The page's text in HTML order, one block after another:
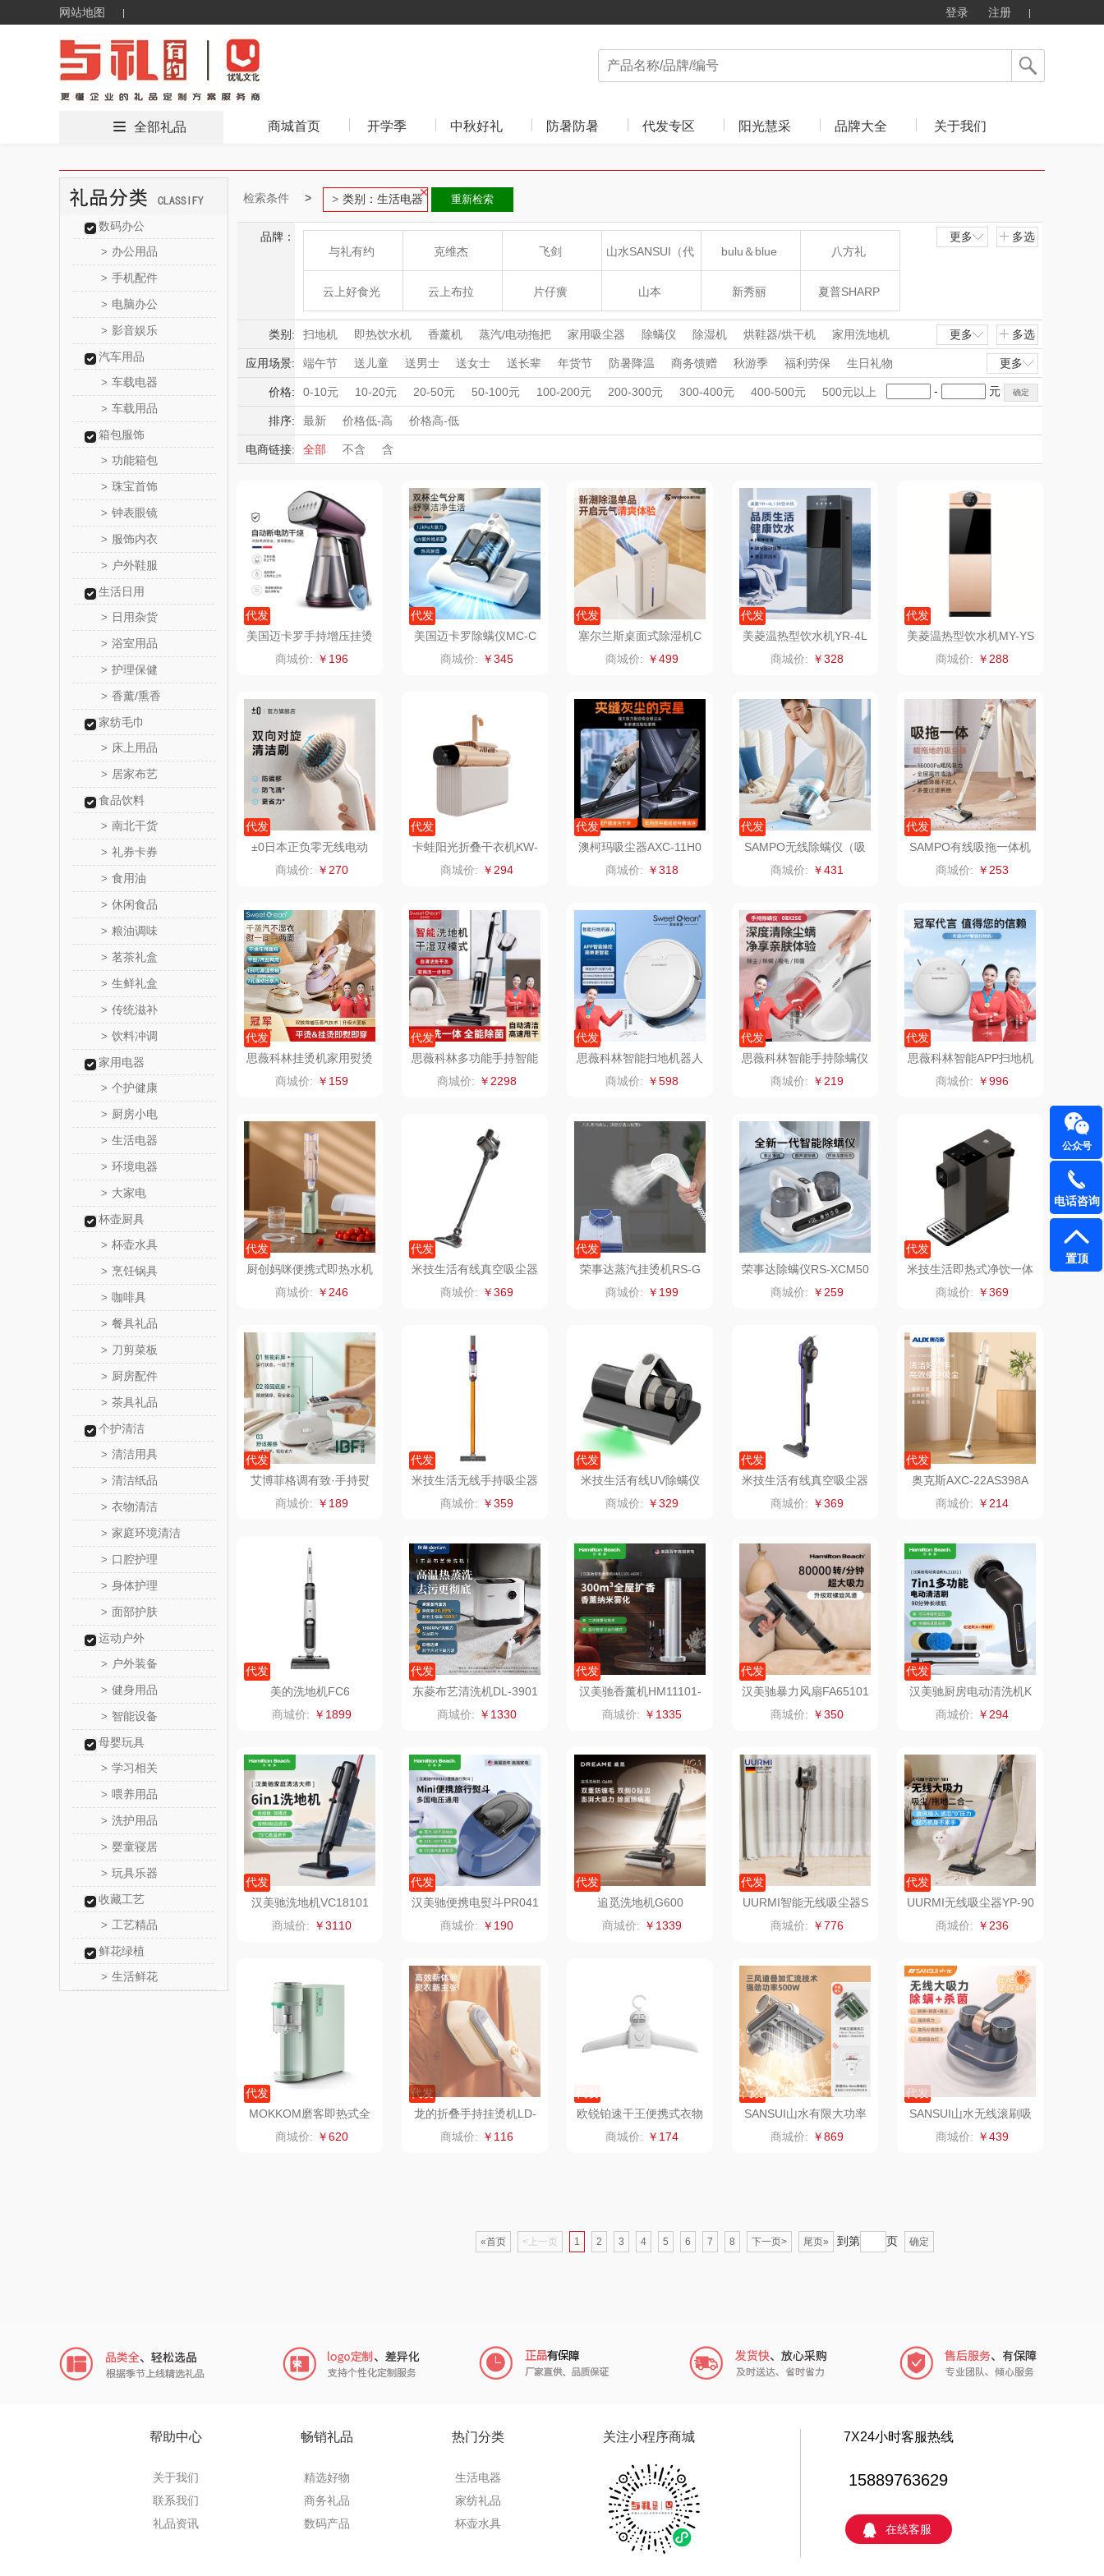
网站地图 登录 注册
全部礼品 商城首页 开学季 中秋好礼 防暑防暑 代发专区 阳光慧采 品牌大全 关于我们
数码办公
> 办公用品
> 手机配件
> 电脑办公
> 影音娱乐
汽车用品
> 车载电器
> 车载用品
箱包服饰
> 功能箱包
> 珠宝首饰
> 钟表眼镜
> 服饰内衣
> 户外鞋服
生活日用
> 日用杂货
> 浴室用品
> 护理保健
> 香薰/熏香
家纺毛巾
> 床上用品
> 居家布艺
食品饮料
> 南北干货
> 礼券卡券
> 食用油
> 休闲食品
> 粮油调味
> 茗茶礼盒
> 生鲜礼盒
> 传统滋补
> 饮料冲调
家用电器
> 个护健康
> 厨房小电
> 生活电器
> 环境电器
> 大家电
杯壶厨具
> 杯壶水具
> 烹饪锅具
> 咖啡具
> 餐具礼品
> 刀剪菜板
> 厨房配件
> 茶具礼品
个护清洁
> 清洁用具
> 清洁纸品
> 衣物清洁
> 家庭环境清洁
> 口腔护理
> 身体护理
> 面部护肤
运动户外
> 户外装备
> 健身用品
> 智能设备
母婴玩具
> 学习相关
> 喂养用品
> 洗护用品
> 婴童寝居
> 玩具乐器
收藏工艺
> 工艺精品
鲜花绿植
> 生活鲜花
检索条件 类别：生活电器 重新检索
品牌：
与礼有约
克维杰 飞剑 山水SANSUI（代
理商）
bulu＆blue 八方礼
云上好食光 云上布拉 片仔癀 山本 新秀丽 夏普SHARP
东方沁 绽家 HOLOHOLO 途柏丽TOBERLIR momo（杯壶） 大嘴猴（杯壶厨具
雨伞）
觅菓 MOVA 匠心萌宠 YOTTOY 西屋（运动户外） 非一FETANA
乐扣乐扣（家居/
小家电）
星巴克（杯壶/包
姑苏渔歌
（线下款）
纽曼Newmine
（线上款）
佳帮手 罗莱 超柔床品 三只松鼠（代理
商）
斯凯奇SKECHER
S
可口可乐Coca Col
沃莱 十二夏天 百草味（代理商） LUING BOX 立白（包销款） 润本（套装）
乐班 戴可思 京意之选 锦礼 阿茜娅（AGIA）
卓然 首佩 SWISS MILITARY 罗莱超柔床品 润心 奈雪茶院
奈雪的茶 克洛特 竹盐 丝丽诺妃
花卉诗 ROBAM老板 康夫 罗尔仕 拜灭士
舒蕾（定制款） 富昌（定制款） 爱国者（移动电
源）
飞利浦 荣诚
周六福 江中猴姑 凤凰 马克图布
苏泊尔（代理商） 九阳（代理商） 实丰文化 洛克星球 梵沐
泸溪河桃酥 中茶 皇家粮仓 干饭熊饱饱
汉美驰 梦洁家纺 尹谜 金龙鱼（包销款）
先科 德菲摩尔 保宁 伊莎贝拉 荣事达（品牌方）
润本（套装类） 浪莎 圣耳 味滋源（包销款） 英红（包销款）
1）
西屋（小家电） 杜邦（餐具类） 洁丽雅（包销款） 云栖桦田
长寿花 奥克斯 五丰黎红 小胖爪
有色 可可满分 无印良品（代理 味滋源（品牌方） 立时olayks 银小燕
品胜 百事（饮具类） 三胖蛋 奈斯派索 小度
索爱（个护类） 创维（手表类）
丸美 易路达
果兹 皮尔卡丹（皮具
类）
LK 艾美特（代理商） 狮峰 温仑山（电器类） 洁丽雅（代理商）
乐心 康巴赫（锅具类） 万华茶林 澜沧古茶 海尔
伊莱克斯 绿鼻子 乐扣乐扣（箱包杯
壶）
海信 乐美雅（餐具类）
飞利浦（音频类） 珍视明 康恩贝 WENGER/威戈 Alluflon阿路弗仑
悠米UURMI 富安娜（包销款） 冈州故事 福临门 卜珂
玺魁 双立人 北欧沃朗
朱炳仁铜 高洁丝 顺然 南方寝饰
瓷咖什 氛围部落 厨邦 粒上皇 乐扣乐扣（小家
电）
传应 陇间柒月(包销款) 民间造物 康巴赫（包销款） 元黍
高原宏 睡眠博士 嘉禾月 瑞驰SWICKY 鲸选码头 家之礼
福礼掌柜 迪士尼（数码类） 向物 来伊份
她妍社 苏菲 folli follie 品存
尔木萄 KEPO 途雅
类）
田知府
碧云泉 普沃达 陈克明 TKK
款）
皇上皇
摩动 WayourCare 极鲜港
花西子 雪糕大师
更多 多选
类别: 扫地机 即热饮水机 香薰机 蒸汽/电动拖把 家用吸尘器 除螨仪 除湿机 烘鞋器/烘干机
家用洗地机
电子锁
清洁电器 擦窗机器人 挂烫机/电熨斗
更多 多选
应用场景: 端午节 送儿童 送男士 送女士 送长辈 年货节 防暑降温 商务馈赠 秋游季 福利劳保
生日礼物
积分礼品
周年庆礼品 春游踏青 开学季礼品 毕业季礼品 开门红专区 伴手礼盒 会议礼品
国潮文创
暖冬好物
外事出国 入职礼
高端送礼
开业乔迁 乡村振兴 定制案例 珠宝礼品 酒店旅游 高校礼品 女神节 奶企礼品
银行礼品
保险礼品
建材礼品 政企单位 房地产礼品 汽车礼品 进店礼 情人节 七夕节 建党节 圣诞节
教师节
儿童节 中秋节 建军节 护士节 重阳节
更多
价格: 0-10元 10-20元 20-50元 50-100元 100-200元 200-300元 300-400元 400-500元 500元以上 - 元
排序: 最新 价格低-高 价格高-低
电商链接: 全部 不含 含
代发
美国迈卡罗手持增压挂烫
机MC-9352
商城价: ￥196
代发
美国迈卡罗除螨仪MC-C
M0545
商城价: ￥345
代发
塞尔兰斯桌面式除湿机C
SJ-507
商城价: ￥499
代发
美菱温热型饮水机YR-4L
商城价: ￥328
代发
美菱温热型饮水机MY-YS
商城价: ￥288
代发
±0日本正负零无线电动
清洁刷CJR-K010
商城价: ￥270
代发
卡蛙阳光折叠干衣机KW-
商城价: ￥294
代发
澳柯玛吸尘器AXC-11H0
商城价: ￥318
代发
SAMPO无线除螨仪（吸
尘器）SP-WXCM004
商城价: ￥431
代发
SAMPO有线吸拖一体机
SP-XCX003
商城价: ￥253
代发
思薇科林挂烫机家用熨烫
机便携大蒸汽手持电熨斗
YD-05
商城价: ￥159
代发
思薇科林多功能手持智能
吸尘洗地机家用扫地洗地
机器人X8
商城价: ￥2298
代发
思薇科林智能扫地机器人
APP智能控制扫吸拖一体
商城价: ￥598
代发
思薇科林智能手持除螨仪
床上沙发吸尘器无线吸尘
除螨一体机器
商城价: ￥219
代发
思薇科林智能APP扫地机
器人家用扫拖一体机洗拖
吸尘擦地机
商城价: ￥996
代发
厨创妈咪便携式即热水机
KT-JR-2100
商城价: ￥246
代发
米技生活有线真空吸尘器
（手持有线吸尘器）VC-
LP6009
商城价: ￥369
代发
荣事达蒸汽挂烫机RS-G
商城价: ￥199
荣事达除螨仪RS-XCM50
商城价: ￥259
代发
米技生活即热式净饮一体
机HK-L2018
商城价: ￥369
代发
艾博菲格调有致·手持熨
商城价: ￥189
代发
米技生活无线手持吸尘器
VC-WP8003
商城价: ￥359
代发
米技生活有线UV除螨仪
（除螨吸尘器）MV-LP3
018
商城价: ￥329
代发
米技生活有线真空吸尘器
（手持有线吸尘器）VC-
LP6028
商城价: ￥369
代发
奥克斯AXC-22AS398A
手持吸尘器
商城价: ￥214
代发
美的洗地机FC6
商城价: ￥1899
代发
东菱布艺清洗机DL-3901
高温蒸汽地毯床垫窗帘清
洁机
商城价: ￥1330
代发
汉美驰香薰机HM11101-
商城价: ￥1335
代发
汉美驰暴力风扇FA65101
商城价: ￥350
代发
汉美驰厨房电动清洗机K
L21101
商城价: ￥294
代发
汉美驰洗地机VC18101
商城价: ￥3110
代发
汉美驰便携电熨斗PR041
商城价: ￥190
代发
追觅洗地机G600
商城价: ￥1339
代发
UURMI智能无线吸尘器S
L-2503
商城价: ￥776
代发
UURMI无线吸尘器YP-90
商城价: ￥236
代发
MOKKOM磨客即热式全
自动泡茶饮水机豆蔻绿M
K-371L
商城价: ￥620
代发
龙的折叠手持挂烫机LD-
GT102A
商城价: ￥116
欧锐铂速干王便携式衣物
鞋子烘干机ORB-2261
商城价: ￥174
代发
SANSUI山水有限大功率
滚刷吸尘除螨仪SC02
商城价: ￥869
代发
SANSUI山水无线滚刷吸
尘除螨仪SC01
商城价: ￥439
«首页 <上一页 1 2 3 4 5 6 7 8 下一页> 尾页» 到第 页 确定
帮助中心
关于我们
联系我们
礼品资讯
畅销礼品
精选好物
商务礼品
数码产品
热门分类
生活电器
家纺礼品
杯壶水具
关注小程序商城 7X24小时客服热线
15889763629
在线客服
公众号
电话咨询
置顶